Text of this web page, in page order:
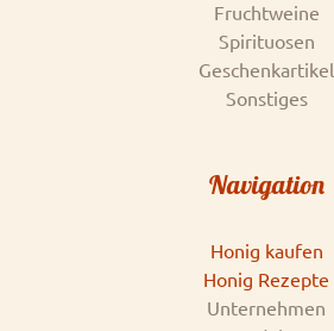
Fruchtweine
Spirituosen
Geschenkartikel
Sonstiges
Navigation
Honig kaufen
Honig Rezepte
Unternehmen